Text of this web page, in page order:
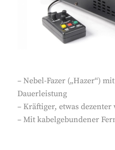
– Nebel-Fazer („Hazer“)
Dauerleistung
– Kräftiger, etwas
– Mit kabelgebundener